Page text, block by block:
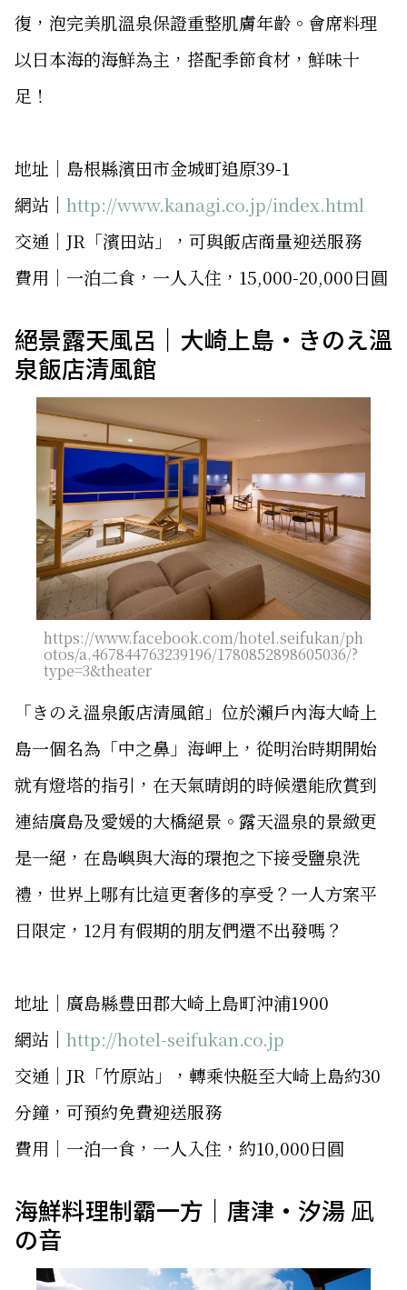
復，泡完美肌溫泉保證重整肌膚年齡。會席料理
以日本海的海鮮為主，搭配季節食材，鮮味十
足！
地址│島根縣濱田市金城町追原39-1
網站│ http://www.kanagi.co.jp/index.html
交通│JR「濱田站」，可與飯店商量迎送服務
費用│一泊二食，一人入住，15,000-20,000日圓
絕景露天風呂｜大崎上島・きのえ溫
泉飯店清風館
https://www.facebook.com/hotel.seifukan/ph
otos/a.467844763239196/1780852898605036/?
type=3&theater
「きのえ溫泉飯店清風館」位於瀨戶內海大崎上
島一個名為「中之鼻」海岬上，從明治時期開始
就有燈塔的指引，在天氣晴朗的時候還能欣賞到
連結廣島及愛媛的大橋絕景。露天溫泉的景緻更
是一絕，在島嶼與大海的環抱之下接受鹽泉洗
禮，世界上哪有比這更奢侈的享受？一人方案平
日限定，12月有假期的朋友們還不出發嗎？
地址│廣島縣豊田郡大崎上島町沖浦1900
網站│ http://hotel-seifukan.co.jp
交通│JR「竹原站」，轉乘快艇至大崎上島約30
分鐘，可預約免費迎送服務
費用│一泊一食，一人入住，約10,000日圓
海鮮料理制霸一方｜唐津・汐湯 凪
の音